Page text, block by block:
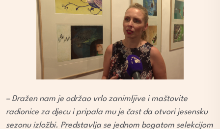
– Dražen nam je održao vrlo zanimljive i maštovite
radionice za djecu i pripala mu je čast da otvori jesensku
sezonu izložbi. Predstavlja se jednom bogatom selekcijom